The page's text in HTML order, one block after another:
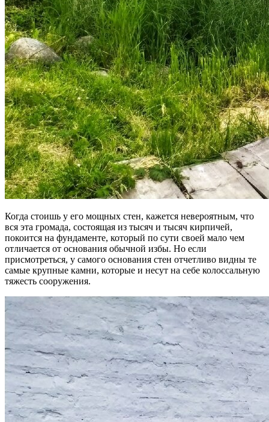
Когда стоишь у его мощных стен, кажется невероятным, что
вся эта громада, состоящая из тысяч и тысяч кирпичей,
покоится на фундаменте, который по сути своей мало чем
отличается от основания обычной избы. Но если
присмотреться, у самого основания стен отчетливо видны те
самые крупные камни, которые и несут на себе колоссальную
тяжесть сооружения.